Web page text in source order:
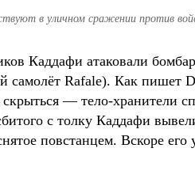
в уличном сражении против
Каддафи атаковали
самолёт Rafale). Как пишет
— тело-хранители
с толку Каддафи
повстанцем. Вскоре